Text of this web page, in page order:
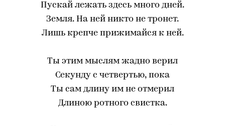
Пускай лежать здесь много дней.
Земля. На ней никто не тронет.
Лишь крепче прижимайся к ней.
Ты этим мыслям жадно верил
Секунду с четвертью, пока
Ты сам длину им не отмерил
Длиною ротного свистка.